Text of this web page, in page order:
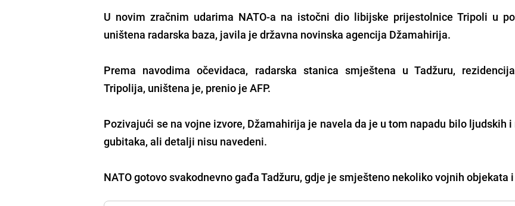
U novim zračnim udarima NATO-a na istočni dio libijske prijestolnice Tripoli u
uništena radarska baza, javila je državna novinska agencija Džamahirija.
Prema navodima očevidaca, radarska stanica smještena u Tadžuru,
Tripolija, uništena je, prenio je AFP.
Pozivajući se na vojne izvore, Džamahirija je navela da je u tom napadu bilo ljudskih
gubitaka, ali detalji nisu navedeni.
NATO gotovo svakodnevno gađa Tadžuru, gdje je smješteno nekoliko vojnih objekata